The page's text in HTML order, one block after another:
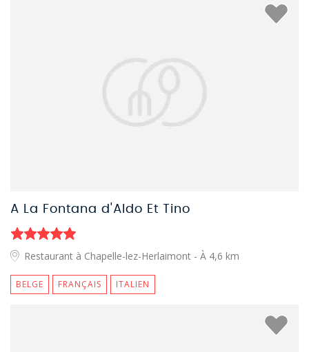
A La Fontana d'Aldo Et Tino
Restaurant à Chapelle-lez-Herlaimont - À 4,6 km
BELGE FRANÇAIS ITALIEN